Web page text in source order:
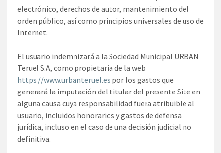
electrónico, derechos de autor, mantenimiento del
orden público, así como principios universales de uso de
Internet.
El usuario indemnizará a la Sociedad Municipal URBAN
Teruel S.A, como propietaria de la web
https://www.urbanteruel.es por los gastos que
generará la imputación del titular del presente Site en
alguna causa cuya responsabilidad fuera atribuible al
usuario, incluidos honorarios y gastos de defensa
jurídica, incluso en el caso de una decisión judicial no
definitiva.